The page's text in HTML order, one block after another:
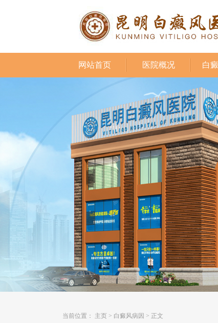
网站首页 医院概况 白
当前位置： 主页 > 白癜风病因 > 正文